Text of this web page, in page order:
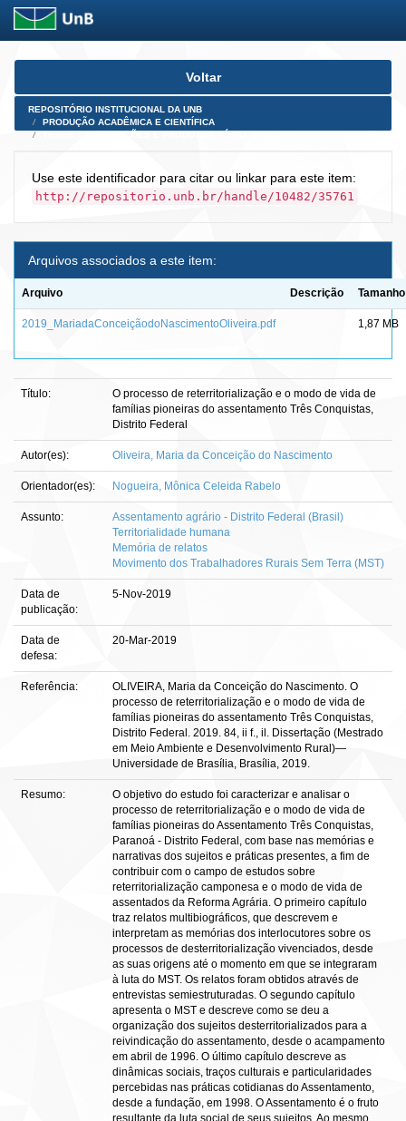
Skip
Voltar
REPOSITÓRIO INSTITUCIONAL DA UNB
PRODUÇÃO ACADÊMICA E CIENTÍFICA
Use este identificador para citar ou linkar para este item:
http://repositorio.unb.br/handle/10482/35761
Arquivos associados a este item:
Arquivo Descrição Tamanho
2019_MariadaConceiçãodoNascimentoOliveira.pdf 1,87 MB
Título:
O processo de reterritorialização e o modo de vida de
famílias pioneiras do assentamento Três Conquistas,
Distrito Federal
Autor(es): Oliveira, Maria da Conceição do Nascimento
Orientador(es): Nogueira, Mônica Celeida Rabelo
Assunto:
Assentamento agrário - Distrito Federal (Brasil)
Territorialidade humana
Memória de relatos
Movimento dos Trabalhadores Rurais Sem Terra (MST)
Data de
publicação:
5-Nov-2019
Data de
defesa:
20-Mar-2019
Referência:
OLIVEIRA, Maria da Conceição do Nascimento. O
processo de reterritorialização e o modo de vida de
famílias pioneiras do assentamento Três Conquistas,
Distrito Federal. 2019. 84, ii f., il. Dissertação (Mestrado
em Meio Ambiente e Desenvolvimento Rural)—
Universidade de Brasília, Brasília, 2019.
Resumo:
O objetivo do estudo foi caracterizar e analisar o
processo de reterritorialização e o modo de vida de
famílias pioneiras do Assentamento Três Conquistas,
Paranoá - Distrito Federal, com base nas memórias e
narrativas dos sujeitos e práticas presentes, a fim de
contribuir com o campo de estudos sobre
reterritorialização camponesa e o modo de vida de
assentados da Reforma Agrária. O primeiro capítulo
traz relatos multibiográficos, que descrevem e
interpretam as memórias dos interlocutores sobre os
processos de desterritorialização vivenciados, desde
as suas origens até o momento em que se integraram
à luta do MST. Os relatos foram obtidos através de
entrevistas semiestruturadas. O segundo capítulo
apresenta o MST e descreve como se deu a
organização dos sujeitos desterritorializados para a
reivindicação do assentamento, desde o acampamento
em abril de 1996. O último capítulo descreve as
dinâmicas sociais, traços culturais e particularidades
percebidas nas práticas cotidianas do Assentamento,
desde a fundação, em 1998. O Assentamento é o fruto
resultante da luta social de seus sujeitos. Ao mesmo